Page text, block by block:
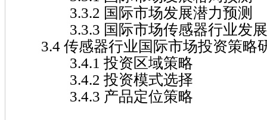
3.3.2 国际市场发展潜力预测
3.3.3 国际市场传感器行业发展
3.4 传感器行业国际市场投资策略
3.4.1 投资区域策略
3.4.2 投资模式选择
3.4.3 产品定位策略